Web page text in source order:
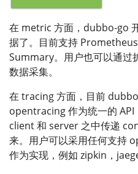
在 metric 方面，dubbo-go
据了。目前支持
Summary。用户也可以通过
数据采集。
在 tracing 方面，目前
opentracing 作为统一的 API
client 和 server 之中传递
来。用户可以采用任何支持
作为实现，例如 zipkin，